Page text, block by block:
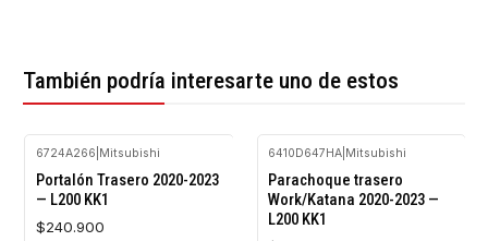
También podría interesarte uno de estos
6724A266 Mitsubishi
Portalón Trasero 2020-2023
— L200 KK1
$240.900
6410D647HA Mitsubishi
Parachoque trasero
Work/Katana 2020-2023 —
L200 KK1